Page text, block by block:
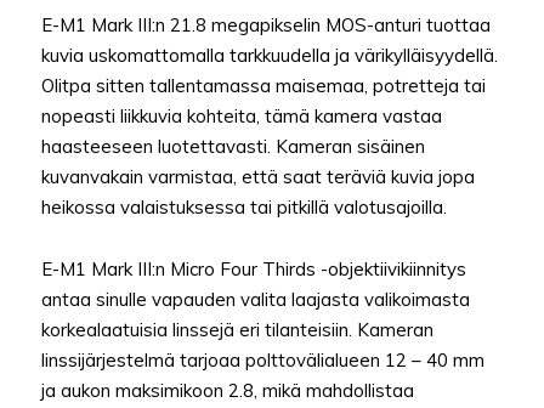
E-M1 Mark III:n 21.8 megapikselin MOS-anturi tuottaa
kuvia uskomattomalla tarkkuudella ja värikylläisyydellä.
Olitpa sitten tallentamassa maisemaa, potretteja tai
nopeasti liikkuvia kohteita, tämä kamera vastaa
haasteeseen luotettavasti. Kameran sisäinen
kuvanvakain varmistaa, että saat teräviä kuvia jopa
heikossa valaistuksessa tai pitkillä valotusajoilla.
E-M1 Mark III:n Micro Four Thirds -objektiivikiinnitys
antaa sinulle vapauden valita laajasta valikoimasta
korkealaatuisia linssejä eri tilanteisiin. Kameran
linssijärjestelmä tarjoaa polttovälialueen 12 – 40 mm
ja aukon maksimikoon 2.8, mikä mahdollistaa